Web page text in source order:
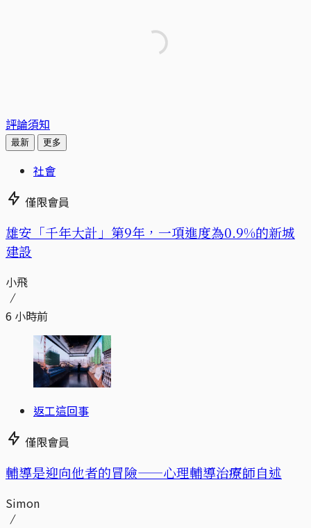
評論須知
最新 更多
社會
僅限會員
​​雄安「千年大計」第9年，一項進度為0.9%的新城
建設
小飛
6 小時前
返工這回事
僅限會員
輔導是迎向他者的冒險——心理輔導治療師自述
Simon